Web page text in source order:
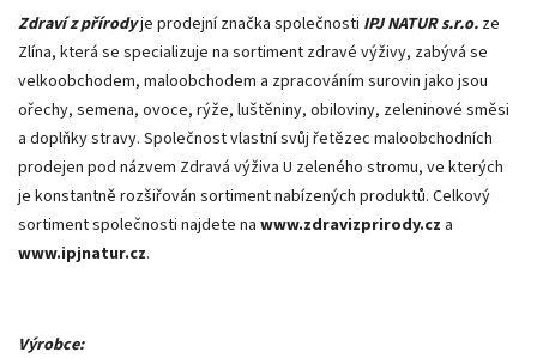
Zdraví z přírodyje prodejní značka společnosti IPJ NATUR s.r.o. ze
Zlína, která se specializuje na sortiment zdravé výživy, zabývá se
velkoobchodem, maloobchodem a zpracováním surovin jako jsou
ořechy, semena, ovoce, rýže, luštěniny, obiloviny, zeleninové směsi
a doplňky stravy. Společnost vlastní svůj řetězec maloobchodních
prodejen pod názvem Zdravá výživa U zeleného stromu, ve kterých
je konstantně rozšiřován sortiment nabízených produktů. Celkový
sortiment společnosti najdete na www.zdravizprirody.cz a
www.ipjnatur.cz.
Výrobce: